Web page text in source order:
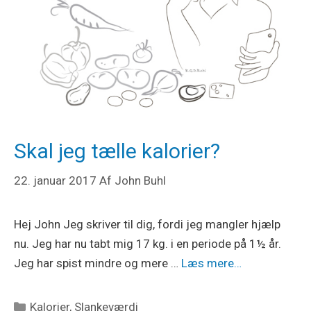
Skal jeg tælle kalorier?
22. januar 2017 Af John Buhl
Hej John Jeg skriver til dig, fordi jeg mangler hjælp
nu. Jeg har nu tabt mig 17 kg. i en periode på 1½ år.
Jeg har spist mindre og mere … Læs mere…
Kategorier
Kalorier, Slankeværdi